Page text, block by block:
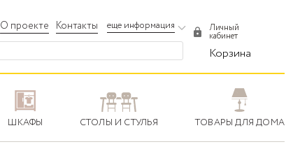
О проекте Контакты еще информация Личный
кабинет
Корзина
ШКАФЫ СТОЛЫ И СТУЛЬЯ ТОВАРЫ ДЛЯ ДОМА